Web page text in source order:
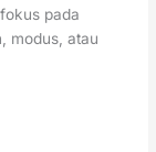
pada
modus, atau